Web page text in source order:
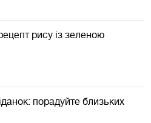
рису із зеленою
порадуйте близьких